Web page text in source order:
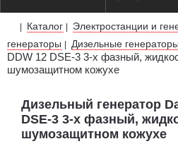
| Каталог | Электростанции и
генераторы | Дизельные
DDW 12 DSE-3 3-х фазный,
шумозащитном кожухе
Дизельный генератор
DSE-3 3-х фазный,
шумозащитном кожухе